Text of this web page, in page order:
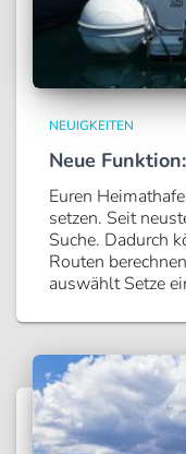
NEUIGKEITEN
Neue
Euren
setzen. Seit
Suche. Dadurch
Routen
auswählt Setze